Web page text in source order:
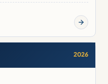
2026